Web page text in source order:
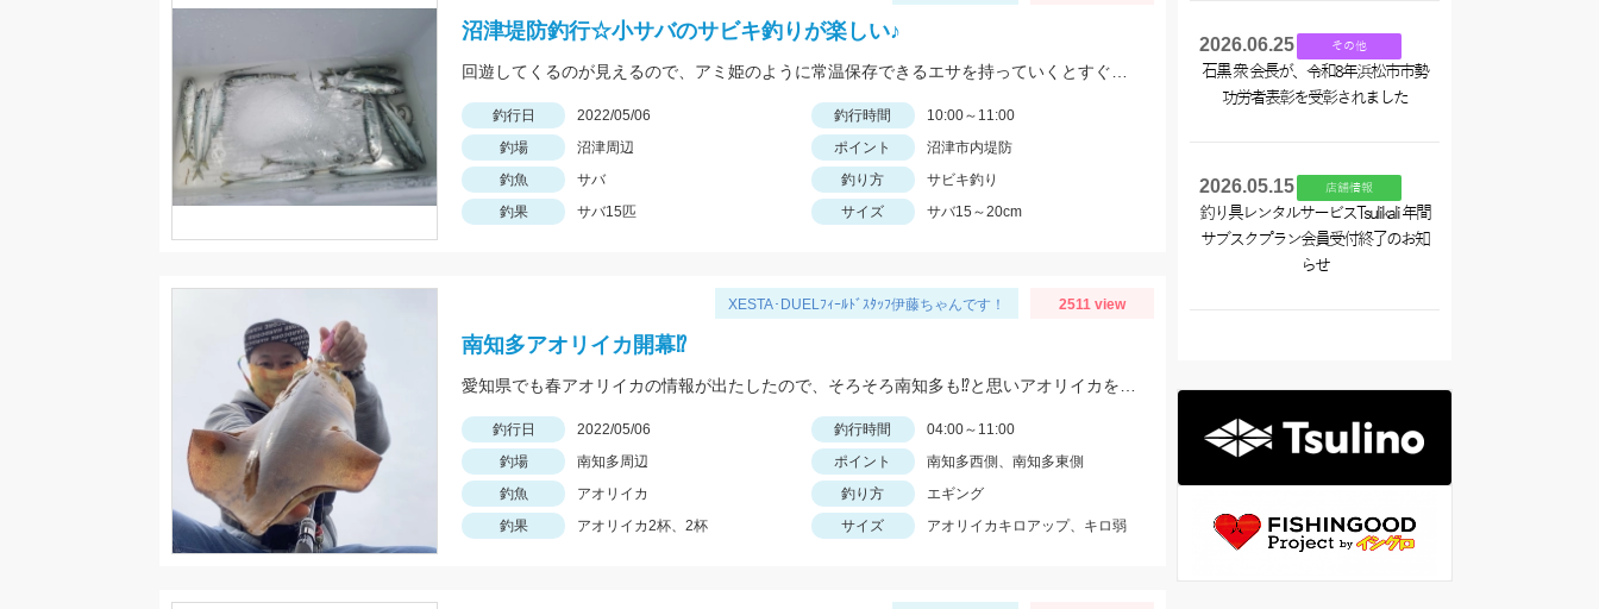
沼津堤防釣行☆小サバのサビキ釣りが楽しい♪
釣行日 2022/05/06 釣行時間
10:00～11:00
釣場
沼津周辺 ポイント
沼津市内堤防
釣魚
サバ 釣り方
サビキ釣り
釣果
サバ15匹 サイズ サバ15～20cm
XESTA･DUELﾌｨｰﾙﾄﾞｽﾀｯﾌ伊藤ちゃんです！ 2511 view
南知多アオリイカ開幕⁉️
釣行日 2022/05/06 釣行時間
04:00～11:00
釣場
南知多周辺 ポイント
南知多西側、南知多東側
釣魚
アオリイカ 釣り方
エギング
釣果
アオリイカ2杯、2杯 サイズ アオリイカキロアップ、キロ弱
2026.06.25 その他
石黒 衆 会長が、令和8年浜松市市勢
功労者表彰を受彰されました
2026.05.15 店舗情報
釣り具レンタルサービスTsulikali 年間
サブスクプラン会員受付終了のお知
らせ